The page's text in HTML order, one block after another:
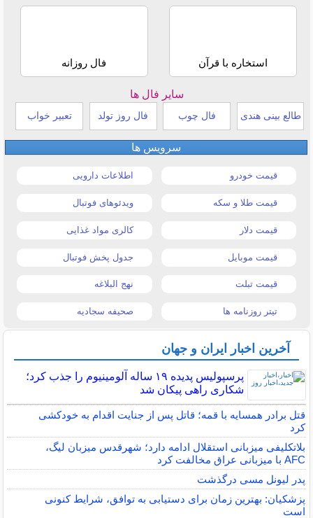
استخاره با قرآن فال روزانه
سایر فال ها
طالع بینی هندی فال چوب فال روز تولد تعبیر خواب
سرویس ها
قیمت خودرو اطلاعات دارویی
قیمت طلا و سکه ویدئوهای فوتبال
قیمت دلار کالری مواد غذایی
قیمت موبایل جدول پخش فوتبال
قیمت تبلت نهج البلاغه
تیتر روزنامه ها صحیفه سجادیه
آخرین اخبار ایران و جهان
پرسپولیس پدیده ۱۹ ساله آلومینیوم را جذب کرد؛
شکاری راهی پیکان شد
قتل برادر همسایه با قمه؛ قاتل پس از جنایت اقدام به خودکشی
کرد
بلاتکلیفی میزبانی استقلال ادامه دارد؛ شهرقدس میزبان لیگ،
AFC با میزبانی عراق مخالفت کرد
پدر لیونل مسی درگذشت
پزشکیان: بهترین زمان برای دستیابی به توافق، شرایط کنونی
است